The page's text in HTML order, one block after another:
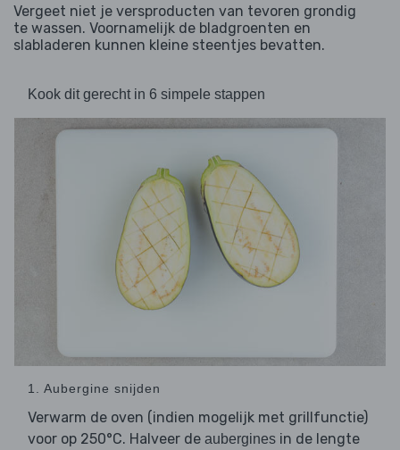
Vergeet niet je versproducten van tevoren grondig
te wassen. Voornamelijk de bladgroenten en
slabladeren kunnen kleine steentjes bevatten.
Kook dit gerecht in 6 simpele stappen
1. Aubergine snijden
Verwarm de oven (indien mogelijk met grillfunctie)
voor op 250°C. Halveer de aubergines in de lengte